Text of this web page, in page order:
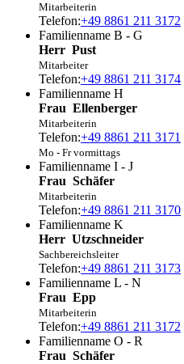
Mitarbeiterin
Telefon:+49 8861 211 3172
Familienname B - G
Herr Pust
Mitarbeiter
Telefon:+49 8861 211 3174
Familienname H
Frau Ellenberger
Mitarbeiterin
Telefon:+49 8861 211 3171
Mo - Fr vormittags
Familienname I - J
Frau Schäfer
Mitarbeiterin
Telefon:+49 8861 211 3170
Familienname K
Herr Utzschneider
Sachbereichsleiter
Telefon:+49 8861 211 3173
Familienname L - N
Frau Epp
Mitarbeiterin
Telefon:+49 8861 211 3172
Familienname O - R
Frau Schäfer